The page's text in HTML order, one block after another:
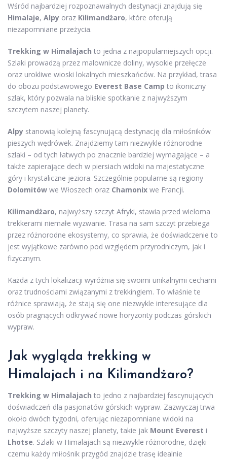
Wśród najbardziej rozpoznawalnych destynacji znajdują się
Himalaje, Alpy oraz Kilimandżaro, które oferują
niezapomniane przeżycia.
Trekking w Himalajach to jedna z najpopularniejszych opcji.
Szlaki prowadzą przez malownicze doliny, wysokie przełęcze
oraz urokliwe wioski lokalnych mieszkańców. Na przykład, trasa
do obozu podstawowego Everest Base Camp to ikoniczny
szlak, który pozwala na bliskie spotkanie z najwyższym
szczytem naszej planety.
Alpy stanowią kolejną fascynującą destynację dla miłośników
pieszych wędrówek. Znajdziemy tam niezwykle różnorodne
szlaki – od tych łatwych po znacznie bardziej wymagające – a
także zapierające dech w piersiach widoki na majestatyczne
góry i krystaliczne jeziora. Szczególnie popularne są regiony
Dolomitów we Włoszech oraz Chamonix we Francji.
Kilimandżaro, najwyższy szczyt Afryki, stawia przed wieloma
trekkerami niemałe wyzwanie. Trasa na sam szczyt przebiega
przez różnorodne ekosystemy, co sprawia, że doświadczenie to
jest wyjątkowe zarówno pod względem przyrodniczym, jak i
fizycznym.
Każda z tych lokalizacji wyróżnia się swoimi unikalnymi cechami
oraz trudnościami związanymi z trekkingiem. To właśnie te
różnice sprawiają, że stają się one niezwykle interesujące dla
osób pragnących odkrywać nowe horyzonty podczas górskich
wypraw.
Jak wygląda trekking w
Himalajach i na Kilimandżaro?
Trekking w Himalajach to jedno z najbardziej fascynujących
doświadczeń dla pasjonatów górskich wypraw. Zazwyczaj trwa
około dwóch tygodni, oferując niezapomniane widoki na
najwyższe szczyty naszej planety, takie jak Mount Everest i
Lhotse. Szlaki w Himalajach są niezwykle różnorodne, dzięki
czemu każdy miłośnik przygód znajdzie trasę idealnie